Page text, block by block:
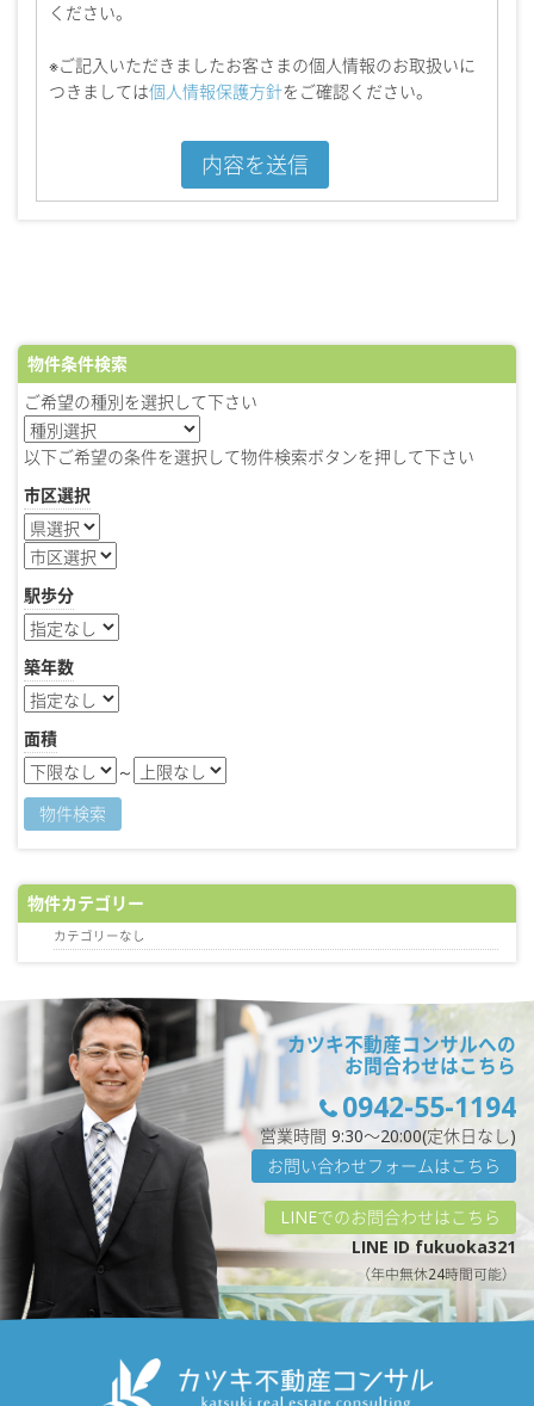
ください。
※ご記入いただきましたお客さまの個人情報のお取扱いに
つきましては個人情報保護方針をご確認ください。
物件条件検索
ご希望の種別を選択して下さい
以下ご希望の条件を選択して物件検索ボタンを押して下さい
市区選択
駅歩分
築年数
面積
～
物件カテゴリー
カテゴリーなし
カツキ不動産コンサルへの
お問合わせはこちら
0942-55-1194
営業時間 9:30〜20:00(定休日なし)
お問い合わせフォームはこちら
LINEでのお問合わせはこちら
LINE ID fukuoka321
（年中無休24時間可能）